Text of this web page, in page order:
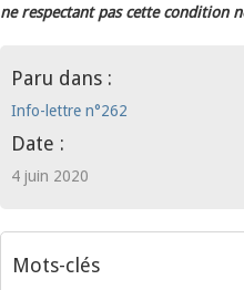
ne respectant pas cette condition
Paru dans :
Info-lettre n°262
Date :
4 juin 2020
Mots-clés